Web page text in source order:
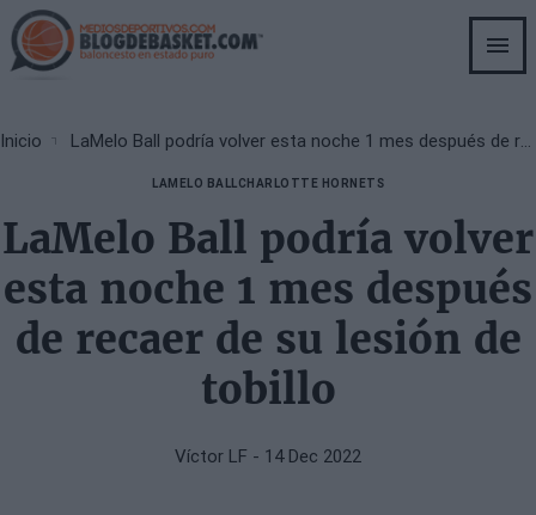
Skip
to
main
Breadcrumb
Inicio LaMelo Ball podría volver esta noche 1 mes después de recaer de su lesión de tobillo
LAMELO BALLCHARLOTTE HORNETS
LaMelo Ball podría volver
esta noche 1 mes después
de recaer de su lesión de
tobillo
Víctor LF - 14 Dec 2022